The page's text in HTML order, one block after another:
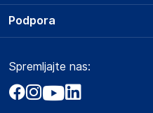
O podjetju
Obvestila za javnost
Akt o digitalnih storitvah
Storitve
Dostava, vnos in odvoz
Zavarovanje izdelkov
Podpora
Marketplace
Kako oddati naročilo?
Spremljajte nas: